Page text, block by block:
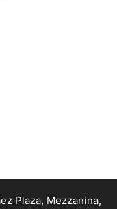
Plaza, Mezzanina,